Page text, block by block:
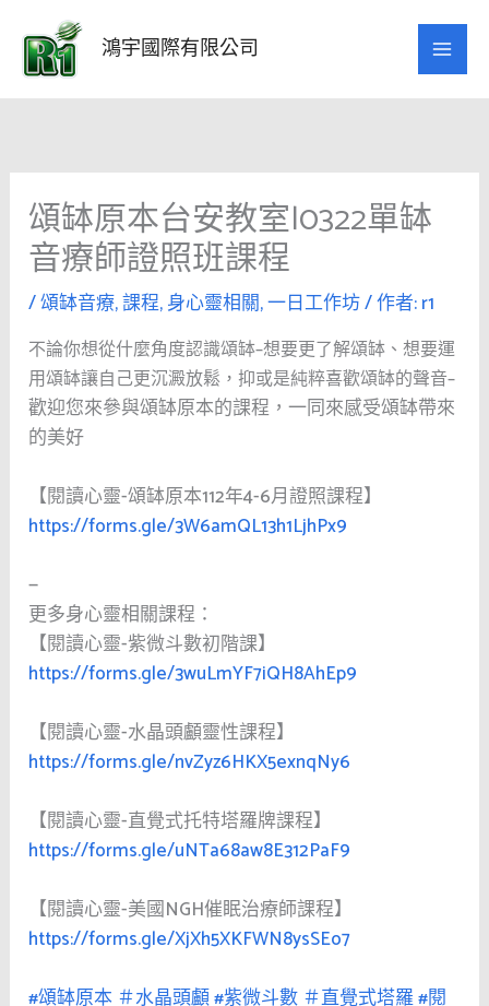
要
鴻宇國際有限公司
頌缽原本台安教室|0322單缽
音療師證照班課程
/頌缽音療,課程,身心靈相關,一日工作坊/ 作者:r1
不論你想從什麼角度認識頌缽–想要更了解頌缽、想要運
用頌缽讓自己更沉澱放鬆，抑或是純粹喜歡頌缽的聲音–
歡迎您來參與頌缽原本的課程，一同來感受頌缽帶來
的美好
【閱讀心靈-頌缽原本112年4-6月證照課程】
https://forms.gle/3W6amQL13h1LjhPx9
—
更多身心靈相關課程：
【閱讀心靈-紫微斗數初階課】
https://forms.gle/3wuLmYF7iQH8AhEp9
【閱讀心靈-水晶頭顱靈性課程】
https://forms.gle/nvZyz6HKX5exnqNy6
【閱讀心靈-直覺式托特塔羅牌課程】
https://forms.gle/uNTa68aw8E312PaF9
【閱讀心靈-美國NGH催眠治療師課程】
https://forms.gle/XjXh5XKFWN8ysSEo7
#頌缽原本 ＃水晶頭顱#紫微斗數 ＃直覺式塔羅#閱